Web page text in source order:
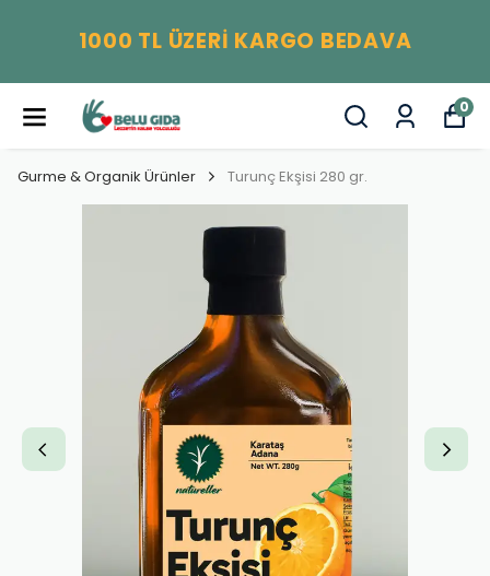
1000 TL ÜZERİ KARGO BEDAVA
0
Gurme & Organik Ürünler Turunç Ekşisi 280 gr.